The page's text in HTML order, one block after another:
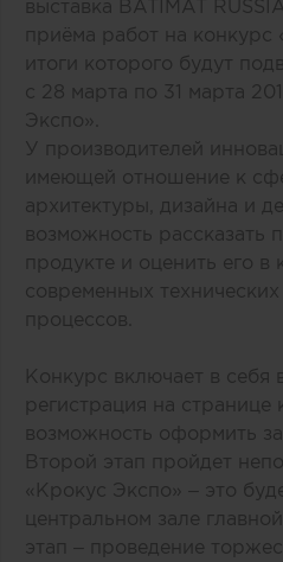
выставка BATIMAT
приёма работ на конкурс
итоги которого будут
с 28 марта по 31 марта
Экспо».
У производителей
имеющей отношение к
архитектуры, дизайна и
возможность рассказать
продукте и оценить его в
современных
процессов.
Конкурс включает в себя
регистрация на странице
возможность оформить
Второй этап пройдет
«Крокус Экспо» – это
центральном зале
этап – проведение